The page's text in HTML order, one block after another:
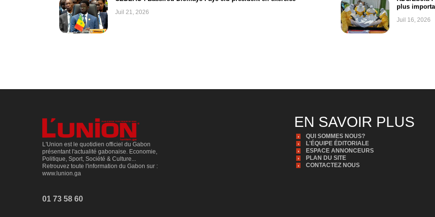
Juil 21, 2026
plus
Juil 16, 2026
L'Union est le quotidien officiel du Gabon
présentant l'actualité gabonaise. Economie,
Politique, Sport, Société & Culture...
Retrouvez toute l'information du Gabon sur :
www.lunion.ga
01 73 58 60
EN SAVOIR PLUS
QUI SOMMES NOUS?
L'ÉQUIPE ÉDITORIALE
ESPACE ANNONCEURS
PLAN DU SITE
CONTACTEZ NOUS